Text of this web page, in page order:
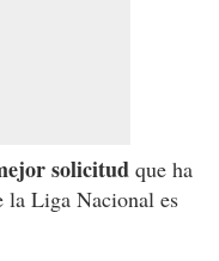
solicitud que ha
la Liga Nacional es